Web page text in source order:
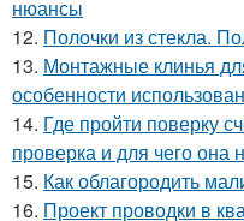
нюансы
12. Полочки из стекла.
13. Монтажные клинья
особенности
14. Где пройти поверку
проверка и для чего она
15. Как облагородить
16. Проект проводки в